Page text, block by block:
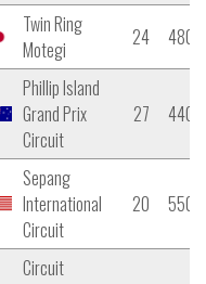
Twin Ring
Motegi
24 4800
Phillip Island
Grand Prix
Circuit
27 4400
Sepang
International
Circuit
20 5500
Circuit